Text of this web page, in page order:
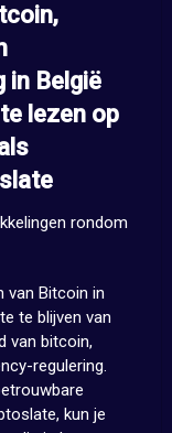
in België
lezen op
rondom
van Bitcoin in
te blijven van
van bitcoin,
regulering.
kun je